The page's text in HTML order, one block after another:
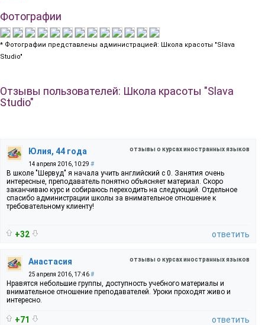
Фотографии
* Фотографии представлены администрацией: Школа красоты "Slava
Studio"
Отзывы пользователей: Школа красоты "Slava
Studio"
отзывы о курсах иностранных языков
Юлия, 44 года
14 апреля 2016, 10:29 #
В школе "Шервуд" я начала учить английский с 0. Занятия очень
интересные, преподаватель понятно объясняет материал. Скоро
заканчиваю курс и собираюсь переходить на следующий. Отдельное
спасибо администрации школы за внимательное отношение к
требовательному клиенту!
+32 ответить
отзывы о курсах иностранных языков
Анастасия
25 апреля 2016, 17:46#
Нравятся небольшие группы, доступность учебного материалы и
внимательное отношение преподавателей. Уроки проходят живо и
интересно.
+71 ответить